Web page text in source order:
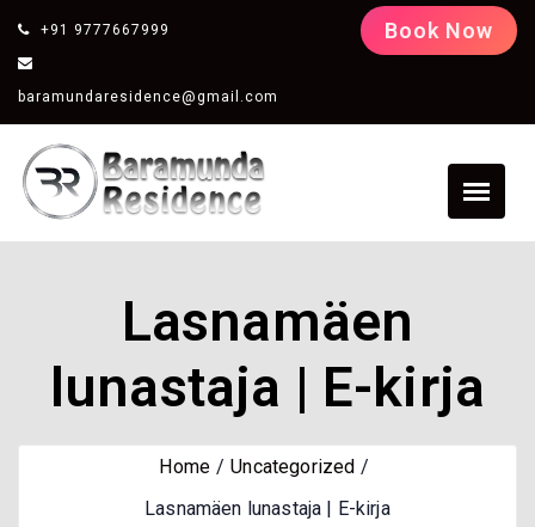
+91 9777667999
baramundaresidence@gmail.com
Book Now
Lasnamäen
lunastaja | E-kirja
Home
Uncategorized
Lasnamäen lunastaja | E-kirja